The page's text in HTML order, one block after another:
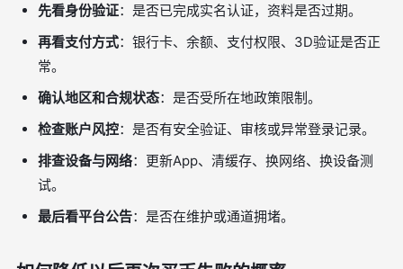
先看身份验证：是否已完成实名认证，资料是否过期。
再看支付方式：银行卡、余额、支付权限、3D验证是否正
常。
确认地区和合规状态：是否受所在地政策限制。
检查账户风控：是否有安全验证、审核或异常登录记录。
排查设备与网络：更新App、清缓存、换网络、换设备测
试。
最后看平台公告：是否在维护或通道拥堵。